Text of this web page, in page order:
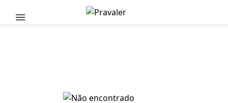
Pular para o conteúdo principal